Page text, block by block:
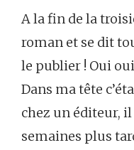
A la fin de la
roman et se dit
le publier ! Oui
Dans ma tête
chez un éditeur,
semaines plus